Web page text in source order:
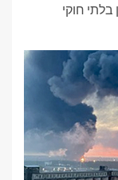
חוקי